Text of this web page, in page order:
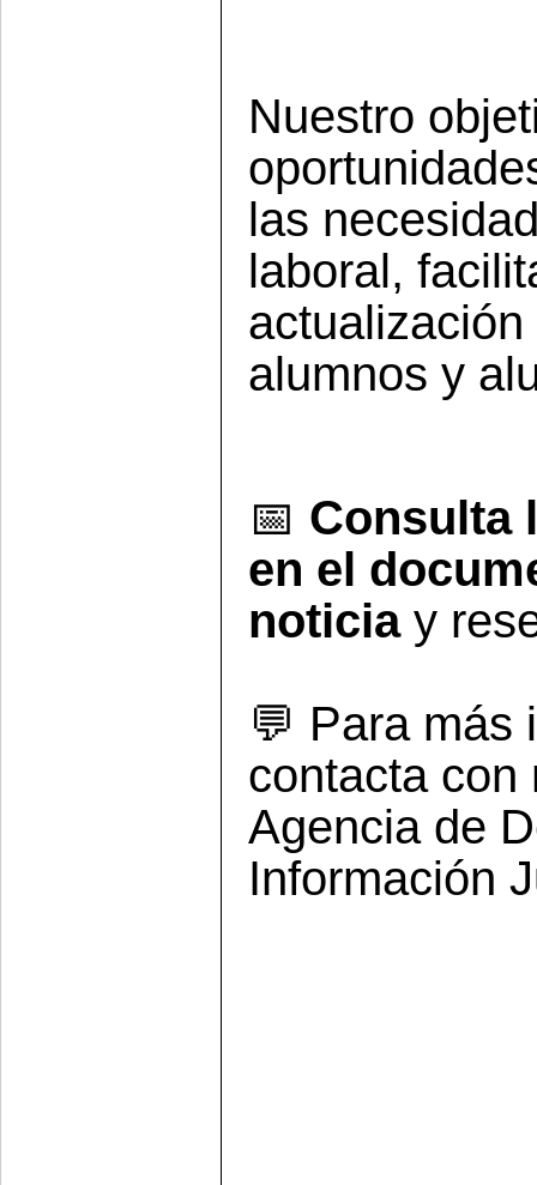
Nuestro
las
laboral,
alumnos y
📅 Consulta
en el
noticiay
💬 Para más
contacta con
Agencia de
Información